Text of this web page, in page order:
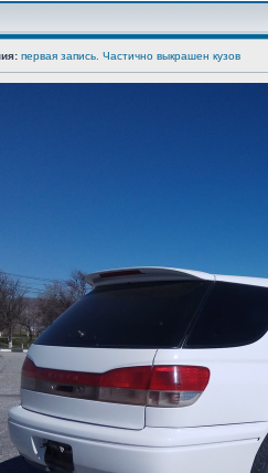
первая запись. Частично выкрашен кузов